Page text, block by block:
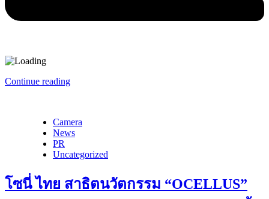
Continue reading
Camera
News
PR
Uncategorized
โซนี่ ไทย สาธิตนวัตกรรม “OCELLUS”